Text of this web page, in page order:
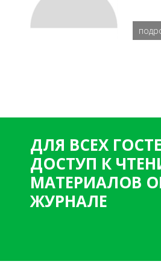
ДЛЯ ВСЕХ
ДОСТУП К
МАТЕРИАЛОВ
ЖУРНАЛЕ